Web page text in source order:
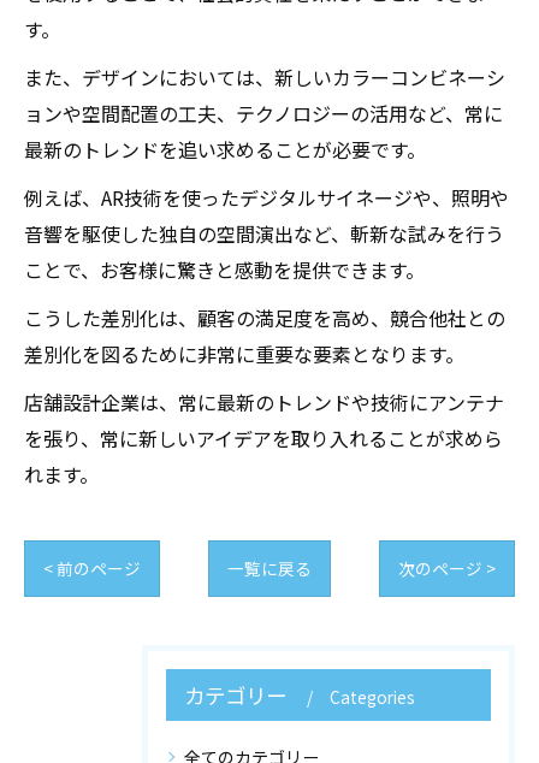
す。
また、デザインにおいては、新しいカラーコンビネーシ
ョンや空間配置の工夫、テクノロジーの活用など、常に
最新のトレンドを追い求めることが必要です。
例えば、AR技術を使ったデジタルサイネージや、照明や
音響を駆使した独自の空間演出など、斬新な試みを行う
ことで、お客様に驚きと感動を提供できます。
こうした差別化は、顧客の満足度を高め、競合他社との
差別化を図るために非常に重要な要素となります。
店舗設計企業は、常に最新のトレンドや技術にアンテナ
を張り、常に新しいアイデアを取り入れることが求めら
れます。
< 前のページ 一覧に戻る 次のページ >
カテゴリー Categories
全てのカテゴリー